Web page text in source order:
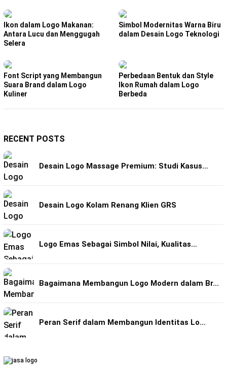
Ikon dalam Logo Makanan:
Antara Lucu dan Menggugah
Selera
Simbol Modernitas Warna Biru
dalam Desain Logo Teknologi
Font Script yang Membangun
Suara Brand dalam Logo
Kuliner
Perbedaan Bentuk dan Style
Ikon Rumah dalam Logo
Berbeda
RECENT POSTS
Desain Logo Massage Premium: Studi Kasus…
Desain Logo Kolam Renang Klien GRS
Logo Emas Sebagai Simbol Nilai, Kualitas…
Bagaimana Membangun Logo Modern dalam Br…
Peran Serif dalam Membangun Identitas Lo…